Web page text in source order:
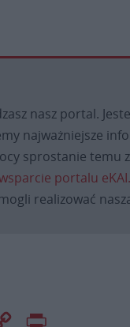
nasz portal.
najważniejsze
sprostanie temu
portalu
realizować
Copy